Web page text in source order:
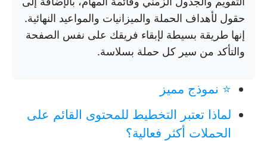
حقول لأهداف الحملة والميزانيات والمواعيد النهائية.
إنها طريقة بسيطة لإبقاء فريقك على نفس الصفحة
والتأكد من سير كل حملة بسلاسة.
⭐ نموذج مميز
لماذا تعتبر التخطيط للمحتوى القائم على
الحملات أكثر فعالية؟